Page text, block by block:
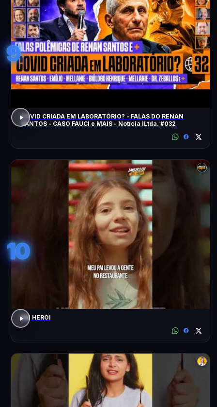
9
COVID CRIADA EM LABORATÓRIO? - FALAS DO RENAN
SANTOS - CASO FAUCI e MAIS - Notícia iLtda. #032
10
PAI HERÓI